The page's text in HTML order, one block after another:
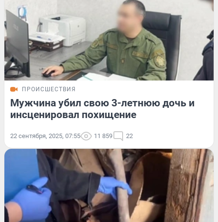
ПРОИСШЕСТВИЯ
Мужчина убил свою 3-летнюю дочь и
инсценировал похищение
22 сентября, 2025, 07:55 11 859 22